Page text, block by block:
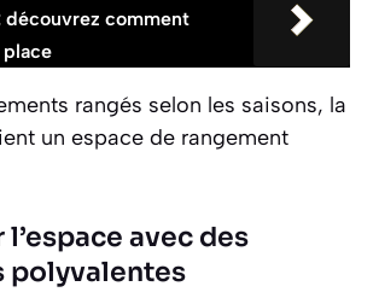
découvrez comment
place
rangés selon les saisons, la
un espace de rangement
avec des
polyvalentes